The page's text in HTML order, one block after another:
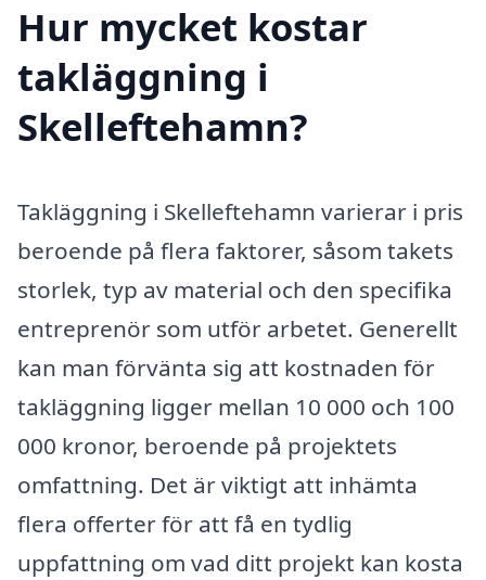
Hur mycket kostar
takläggning i
Skelleftehamn?
Takläggning i Skelleftehamn varierar i pris
beroende på flera faktorer, såsom takets
storlek, typ av material och den specifika
entreprenör som utför arbetet. Generellt
kan man förvänta sig att kostnaden för
takläggning ligger mellan 10 000 och 100
000 kronor, beroende på projektets
omfattning. Det är viktigt att inhämta
flera offerter för att få en tydlig
uppfattning om vad ditt projekt kan kosta